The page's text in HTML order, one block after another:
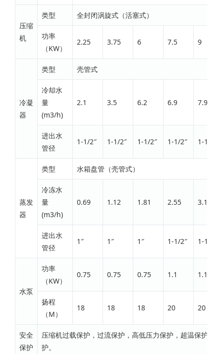
压缩
机
类型 全封闭涡旋式（活塞式）
功率
（KW）
2.25 3.75 6 7.5 9
冷凝
器
类型 壳管式
冷却水
量
(m3/h)
2.1 3.5 6.2 6.9 7.9
进出水
管径
1-1/2″ 1-1/2″ 1-1/2″ 1-1/2″ 1-1/2″
蒸发
器
类型 水箱盘管（壳管式）
冷冻水
量
(m3/h)
0.69 1.12 1.81 2.55 3.15
进出水
管径
1″ 1″ 1″ 1-1/2″ 1-1/2″
水泵
功率
（KW）
0.75 0.75 0.75 1.1 1.1
扬程
（M）
18 18 18 20 20
安全
保护
压缩机过载保护，过流保护，高低压力保护，超温保护，
护。